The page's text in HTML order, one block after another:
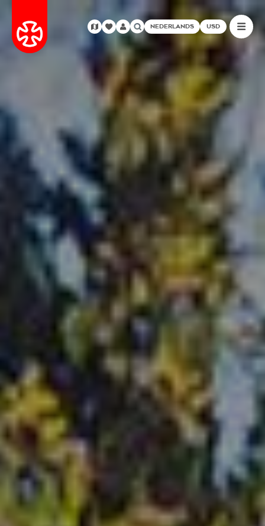
NEDERLANDS USD